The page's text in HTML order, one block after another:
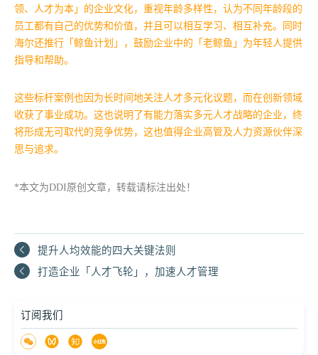
领、人才为本」的企业文化，重视年龄多样性，认为不同年龄段的
员工都有自己的优势和价值，并且可以相互学习、相互补充。同时
海尔还推行「鲸鱼计划」，鼓励企业中的「老鲸鱼」为年轻人提供
指导和帮助。
这些标杆案例也因为长时间地关注人才多元化议题，而在创新领域
收获了事业成功。这也说明了有能力落实多元人才战略的企业，终
将形成无可取代的竞争优势，这也值得企业高管及人力资源伙伴深
思与追求。
*本文为DDI原创文章，转载请标注出处！
提升人均效能的四大关键法则
打造企业「人才飞轮」，加速人才管理
订阅我们